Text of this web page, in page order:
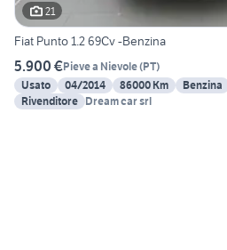
21
Fiat Punto 1.2 69Cv -Benzina
5.900 €Pieve a Nievole(PT)
Usato
04/2014 86000 Km Benzina
Rivenditore Dream car srl